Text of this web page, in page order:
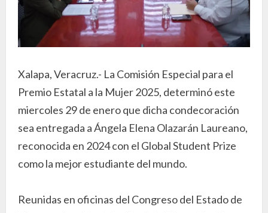
Xalapa, Veracruz.- La Comisión Especial para el
Premio Estatal a la Mujer 2025, determinó este
miercoles 29 de enero que dicha condecoración
sea entregada a Ángela Elena Olazarán Laureano,
reconocida en 2024 con el Global Student Prize
como la mejor estudiante del mundo.
Reunidas en oficinas del Congreso del Estado de